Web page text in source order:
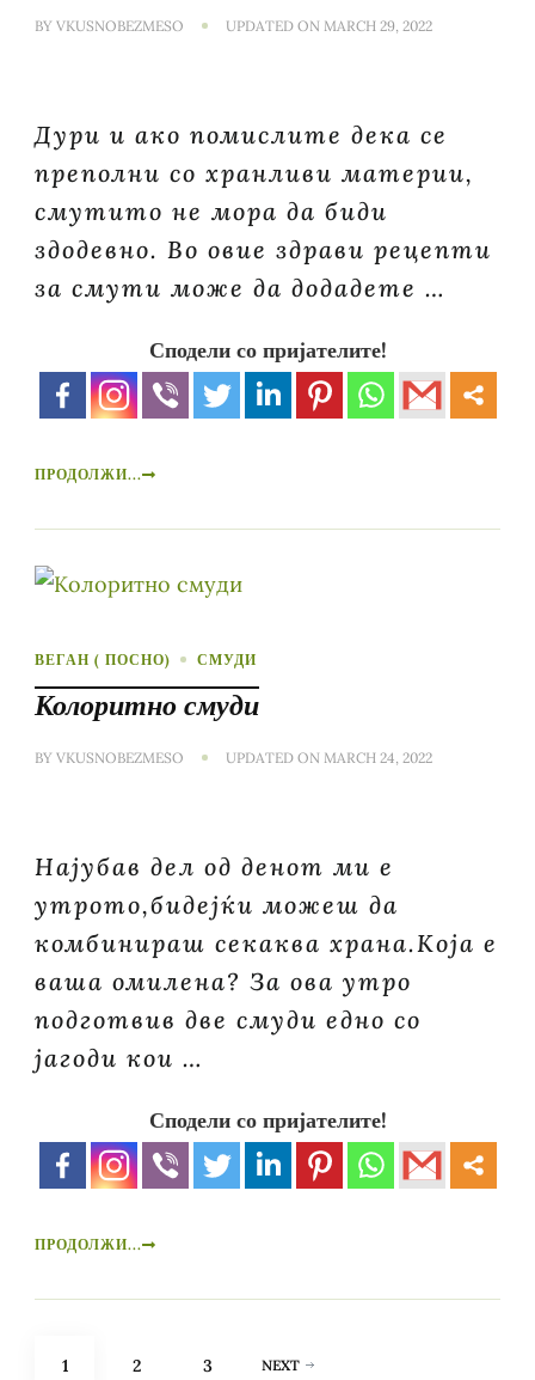
BY VKUSNOBEZMESO UPDATED ON MARCH 29, 2022
Дури и ако помислите дека се
преполни со хранливи материи,
смутито не мора да биди
здодевно. Во овие здрави рецепти
за смути може да додадете …
Сподели со пријателите!
ПРОДОЛЖИ...
ВЕГАН ( ПОСНО) СМУДИ
Колоритно смуди
BY VKUSNOBEZMESO UPDATED ON MARCH 24, 2022
Најубав дел од денот ми е
утрото,бидејќи можеш да
комбинираш секаква храна.Која е
ваша омилена? За ова утро
подготвив две смуди едно со
јагоди кои …
Сподели со пријателите!
ПРОДОЛЖИ...
Posts
PAGE
1 PAGE
2 PAGE
3 NEXT